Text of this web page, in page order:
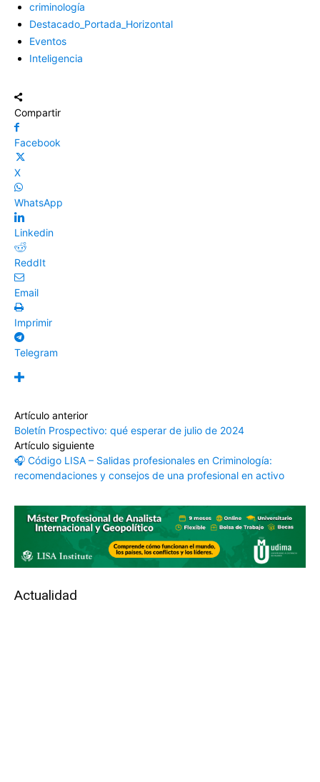
criminología
Destacado_Portada_Horizontal
Eventos
Inteligencia
Compartir
Facebook
X
WhatsApp
Linkedin
ReddIt
Email
Imprimir
Telegram
Artículo anterior
Boletín Prospectivo: qué esperar de julio de 2024
Artículo siguiente
🎧 Código LISA – Salidas profesionales en Criminología:
recomendaciones y consejos de una profesional en activo
Actualidad